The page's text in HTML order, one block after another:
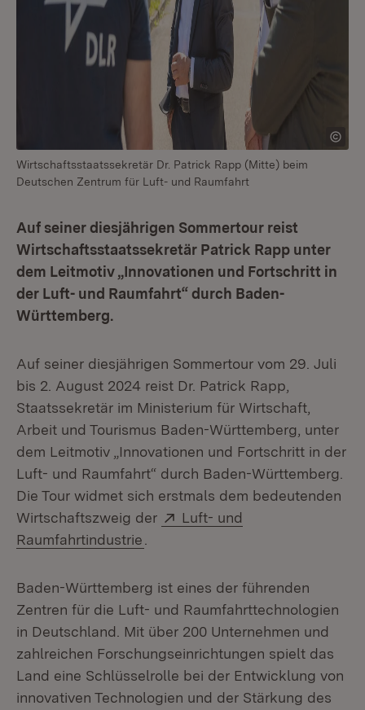
Wirtschaftsstaatssekretär Dr. Patrick Rapp (Mitte) beim
Deutschen Zentrum für Luft- und Raumfahrt
Auf seiner diesjährigen Sommertour reist
Wirtschaftsstaatssekretär Patrick Rapp unter
dem Leitmotiv „Innovationen und Fortschritt in
der Luft- und Raumfahrt“ durch Baden-
Württemberg.
Auf seiner diesjährigen Sommertour vom 29. Juli
bis 2. August 2024 reist Dr. Patrick Rapp,
Staatssekretär im Ministerium für Wirtschaft,
Arbeit und Tourismus Baden-Württemberg, unter
dem Leitmotiv „Innovationen und Fortschritt in der
Luft- und Raumfahrt“ durch Baden-Württemberg.
Die Tour widmet sich erstmals dem bedeutenden
Wirtschaftszweig der
Extern:
Luft- und
Raumfahrtindustrie
Baden-Württemberg ist eines der führenden
Zentren für die Luft- und Raumfahrttechnologien
in Deutschland. Mit über 200 Unternehmen und
zahlreichen Forschungseinrichtungen spielt das
Land eine Schlüsselrolle bei der Entwicklung von
innovativen Technologien und der Stärkung des